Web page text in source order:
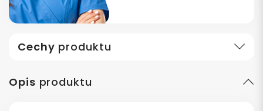
Cechy produktu
Opis produktu